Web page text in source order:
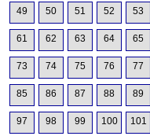
49 50 51 52 53
61 62 63 64 65
73 74 75 76 77
85 86 87 88 89
97 98 99 100 101